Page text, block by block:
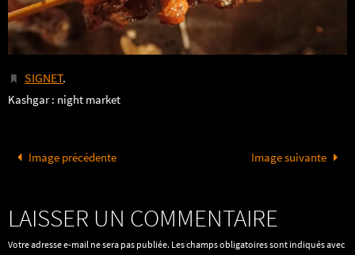
SIGNET.
Kashgar : night market
Image précédente Image suivante
LAISSER UN COMMENTAIRE
Votre adresse e-mail ne sera pas publiée. Les champs obligatoires sont indiqués avec